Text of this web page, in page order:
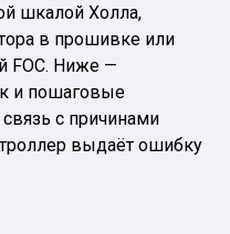
шкалой Холла,
в прошивке или
FOC. Ниже —
и пошаговые
с причинами
выдаёт ошибку